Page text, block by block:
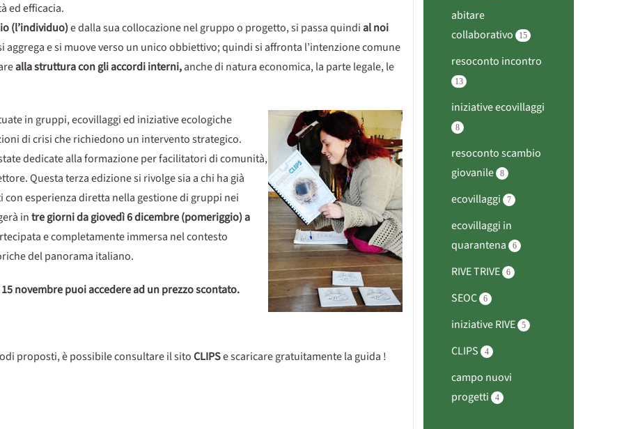
ed efficacia.
(l’individuo)e dalla sua collocazione nel gruppo o progetto, si passa quindial noi
aggrega e si muove verso un unico obbiettivo; quindi si affronta l’intenzione comune
alla struttura con gli accordi interni,anche di natura economica, la parte legale, le
in gruppi, ecovillaggi ed iniziative ecologiche
di crisi che richiedono un intervento strategico.
dedicate alla formazione per facilitatori di comunità,
Questa terza edizione si rivolge sia a chi ha già
esperienza diretta nella gestione di gruppi nei
intre giorni da giovedì 6 dicembre (pomeriggio) a
e completamente immersa nel contesto
del panorama italiano.
novembre puoi accedere ad un prezzo scontato.
proposti, è possibile consultare il sitoCLIPSe scaricare gratuitamente la guida !
abitare
collaborativo
15
resoconto incontro
13
iniziative ecovillaggi
8
resoconto scambio
giovanile
8
ecovillaggi 7
ecovillaggi in
quarantena
6
RIVE TRIVE 6
SEOC 6
iniziative RIVE 5
CLIPS 4
campo nuovi
progetti
4